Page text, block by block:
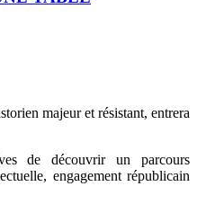
majeur et résistant, entrera
de découvrir un parcours
engagement républicain